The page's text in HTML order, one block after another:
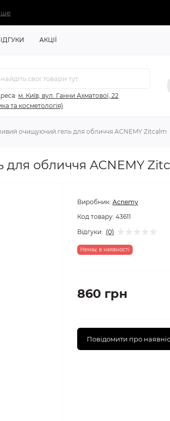
АКЦІЇ
м. Київ, вул. Ганни Ахматової, 22
та косметологія)
очищуючий гель для обличчя ACNEMY Zitcalm
обличчя ACNEMY
Виробник: Acnemy
Код товару: 43611
Відгуки: (0)
Немає в наявності
860 грн
Повідомити про